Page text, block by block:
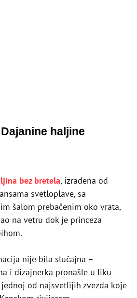
haljine
bez bretela, izrađena od
svetloplave, sa
šalom prebačenim oko vrata,
na vetru dok je princeza
nije bila slučajna –
i dizajnerka pronašle u liku
jednoj od najsvetlijih zvezda koje